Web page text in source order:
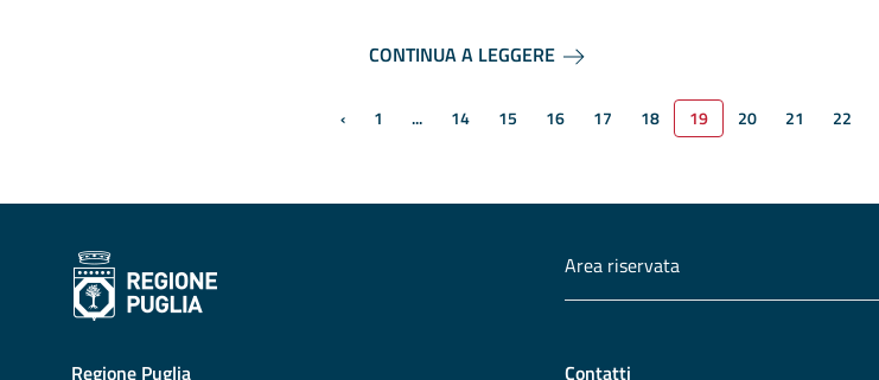
CONTINUA A LEGGERE
‹Pagina precedente
1 ... 14 15 16 17 18 19 20 21 22
Area riservata
Regione Puglia Contatti